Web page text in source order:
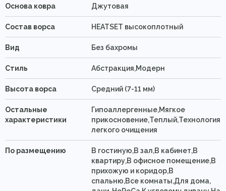
Основа ковра Джутовая
Состав ворса HEATSET высокоплотный
Вид Без бахромы
Стиль Абстракция,Модерн
Высота ворса Средний (7-11 мм)
Остальные
характеристики
Гипоаллергенные,Мягкое
прикосновение,Теплый,Технология
легкого очищения
По размещению
В гостиную,В зал,В кабинет,В
квартиру,В офисное помещение,В
прихожую и коридор,В
спальню,Все комнаты,Для дома,